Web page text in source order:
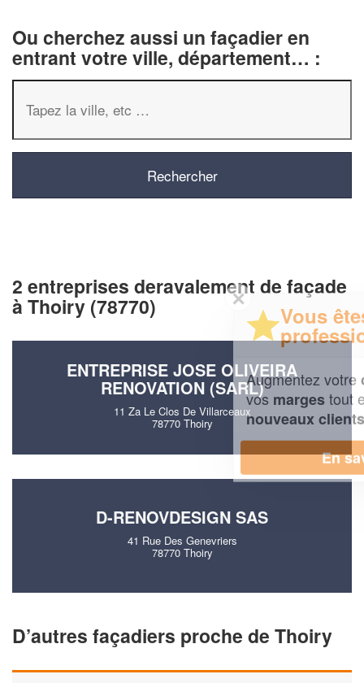
Ou cherchez aussi un façadier en
entrant votre ville, département… :
2 entreprises deravalement de façade
à Thoiry (78770)
ENTREPRISE JOSE OLIVEIRA
RENOVATION (SARL)
11 Za Le Clos De Villarceaux
78770 Thoiry
D-RENOVDESIGN SAS
41 Rue Des Genevriers
78770 Thoiry
D’autres façadiers proche de Thoiry
✕
Vous êtes un
professionnel ?
Augmentez votrechiffre d'affaireset
vosmargestout en gagnant de
nouveaux clients!
En savoir plus